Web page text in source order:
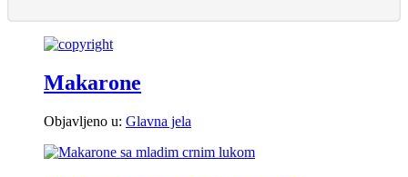
Makarone
Objavljeno u: Glavna jela